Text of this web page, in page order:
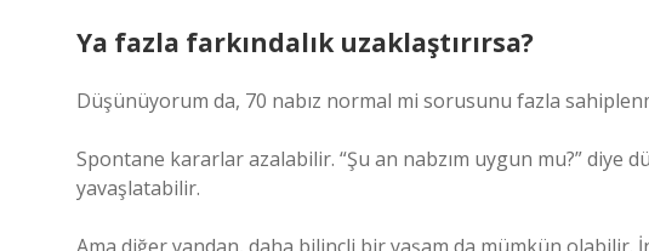
Ya fazla farkındalık uzaklaştırırsa?
Düşünüyorum da, 70 nabız normal mi sorusunu fazla
Spontane kararlar azalabilir. “Şu an nabzım uygun mu?” diye
yavaşlatabilir.